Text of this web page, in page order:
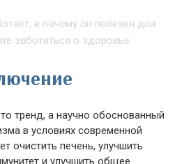
тренд, а научно обоснованный
в условиях современной
очистить печень, улучшить
и улучшить общее